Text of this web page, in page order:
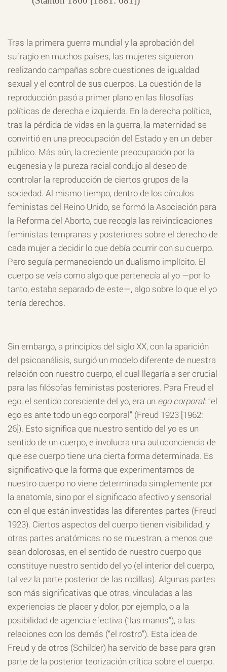
Tras la primera guerra mundial y la aprobación del
sufragio en muchos países, las mujeres siguieron
realizando campañas sobre cuestiones de igualdad
sexual y el control de sus cuerpos. La cuestión de la
reproducción pasó a primer plano en las filosofías
políticas de derecha e izquierda. En la derecha política,
tras la pérdida de vidas en la guerra, la maternidad se
convirtió en una preocupación del Estado y en un deber
público. Más aún, la creciente preocupación por la
eugenesia y la pureza racial condujo al deseo de
controlar la reproducción de ciertos grupos de la
sociedad. Al mismo tiempo, dentro de los círculos
feministas del Reino Unido, se formó la Asociación para
la Reforma del Aborto, que recogía las reivindicaciones
feministas tempranas y posteriores sobre el derecho de
cada mujer a decidir lo que debía ocurrir con su cuerpo.
Pero seguía permaneciendo un dualismo implícito. El
cuerpo se veía como algo que pertenecía al yo —por lo
tanto, estaba separado de este—, algo sobre lo que el yo
tenía derechos.
Sin embargo, a principios del siglo XX, con la aparición
del psicoanálisis, surgió un modelo diferente de nuestra
relación con nuestro cuerpo, el cual llegaría a ser crucial
para las filósofas feministas posteriores. Para Freud el
ego, el sentido consciente del yo, era un ego corporal: “el
ego es ante todo un ego corporal” (Freud 1923 [1962:
26]). Esto significa que nuestro sentido del yo es un
sentido de un cuerpo, e involucra una autoconciencia de
que ese cuerpo tiene una cierta forma determinada. Es
significativo que la forma que experimentamos de
nuestro cuerpo no viene determinada simplemente por
la anatomía, sino por el significado afectivo y sensorial
con el que están investidas las diferentes partes (Freud
1923). Ciertos aspectos del cuerpo tienen visibilidad, y
otras partes anatómicas no se muestran, a menos que
sean dolorosas, en el sentido de nuestro cuerpo que
constituye nuestro sentido del yo (el interior del cuerpo,
tal vez la parte posterior de las rodillas). Algunas partes
son más significativas que otras, vinculadas a las
experiencias de placer y dolor, por ejemplo, o a la
posibilidad de agencia efectiva (“las manos”), a las
relaciones con los demás (“el rostro”). Esta idea de
Freud y de otros (Schilder) ha servido de base para gran
parte de la posterior teorización crítica sobre el cuerpo.